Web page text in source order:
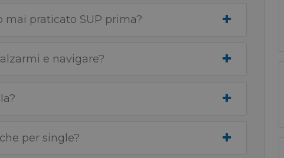
mai praticato SUP prima?
e navigare?
per single?